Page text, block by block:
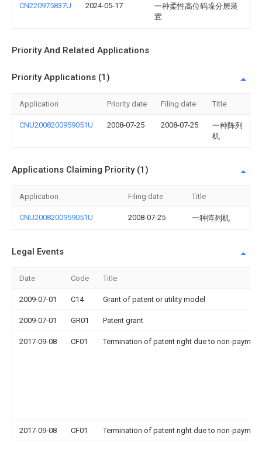
CN220975837U 2024-05-17
一种柔性高位码垛分层装
置
Priority And Related Applications
Priority Applications (1)
Application Priority date Filing date Title
CNU2008200959051U 2008-07-25 2008-07-25
一种阵列
机
Applications Claiming Priority (1)
Application Filing date Title
CNU2008200959051U 2008-07-25 一种阵列机
Legal Events
Date Code Title
2009-07-01 C14 Grant of patent or utility model
2009-07-01 GR01 Patent grant
2017-09-08 CF01 Termination of patent right due to non-
2017-09-08 CF01 Termination of patent right due to non-